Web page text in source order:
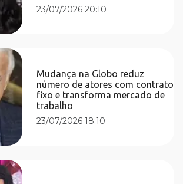
23/07/2026 20:10
Mudança na Globo reduz
número de atores com contrato
fixo e transforma mercado de
trabalho
23/07/2026 18:10